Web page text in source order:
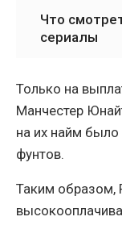
Что
сериалы
Только на
Манчестер
на их найм
фунтов.
Таким образом,